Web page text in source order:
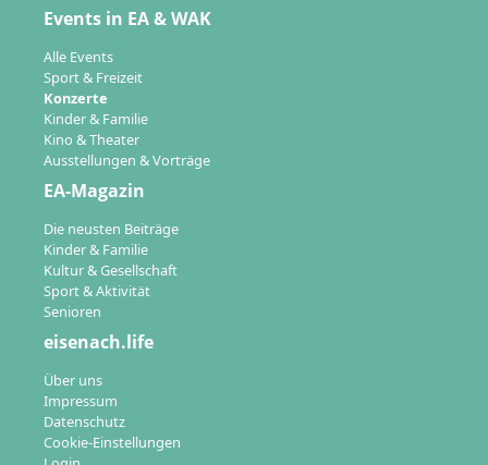
Events in EA & WAK
Alle Events
Sport & Freizeit
Konzerte
Kinder & Familie
Kino & Theater
Ausstellungen & Vorträge
EA-Magazin
Die neusten Beiträge
Kinder & Familie
Kultur & Gesellschaft
Sport & Aktivität
Senioren
eisenach.life
Über uns
Impressum
Datenschutz
Cookie-Einstellungen